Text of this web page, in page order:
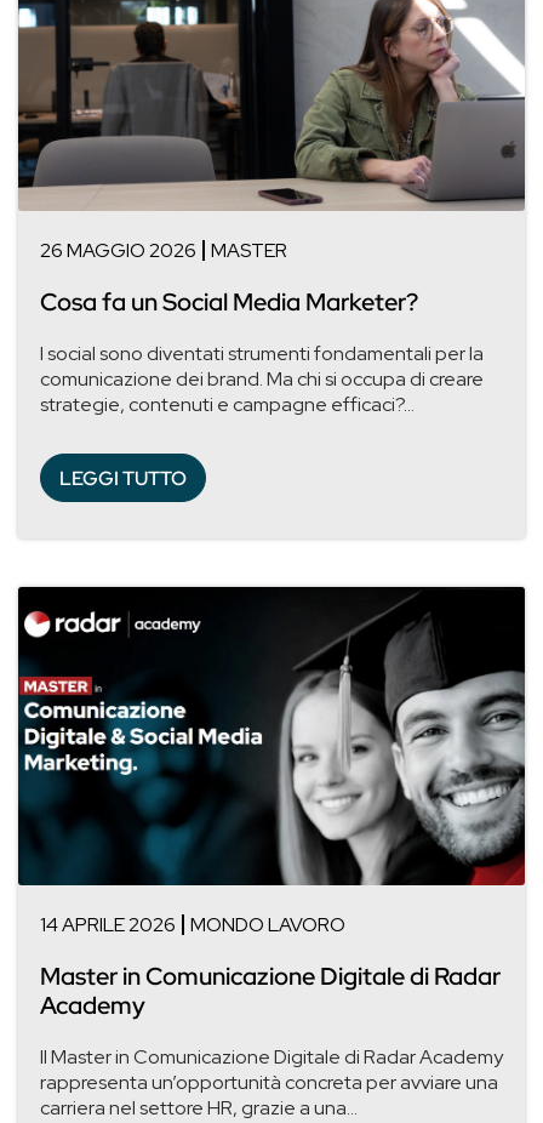
26 MAGGIO 2026 MASTER
Cosa fa un Social Media Marketer?
I social sono diventati strumenti fondamentali per la
comunicazione dei brand. Ma chi si occupa di creare
strategie, contenuti e campagne efficaci?...
LEGGI TUTTO
14 APRILE 2026 MONDO LAVORO
Master in Comunicazione Digitale di Radar
Academy
Il Master in Comunicazione Digitale di Radar Academy
rappresenta un’opportunità concreta per avviare una
carriera nel settore HR, grazie a una...